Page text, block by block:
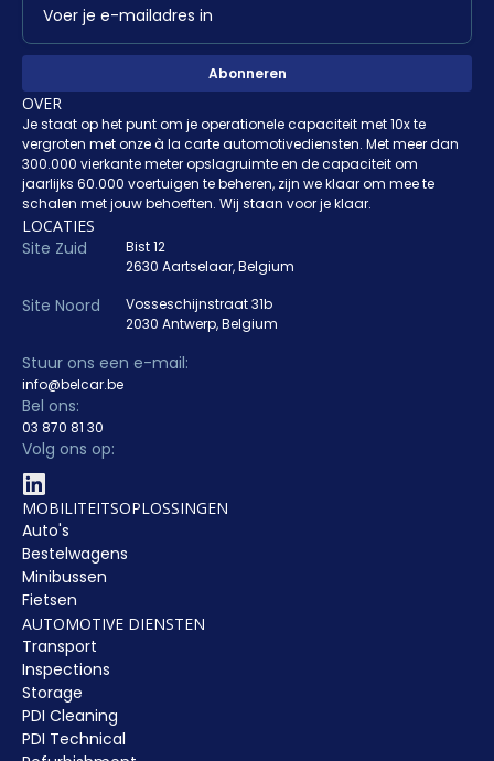
OVER
Je staat op het punt om je operationele capaciteit met 10x te
vergroten met onze à la carte automotivediensten. Met meer dan
300.000 vierkante meter opslagruimte en de capaciteit om
jaarlijks 60.000 voertuigen te beheren, zijn we klaar om mee te
schalen met jouw behoeften. Wij staan voor je klaar.
LOCATIES
Site Zuid
Bist 12
2630 Aartselaar, Belgium
Site Noord
Vosseschijnstraat 31b
2030 Antwerp, Belgium
Stuur ons een e-mail:
info@belcar.be
Bel ons:
03 870 81 30
Volg ons op:
MOBILITEITSOPLOSSINGEN
Auto's
Bestelwagens
Minibussen
Fietsen
AUTOMOTIVE DIENSTEN
Transport
Inspections
Storage
PDI Cleaning
PDI Technical